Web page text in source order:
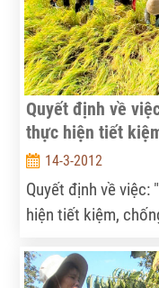
Quyết định về
thực hiện tiết
14-3-2012
Quyết định về việc:
hiện tiết kiệm,